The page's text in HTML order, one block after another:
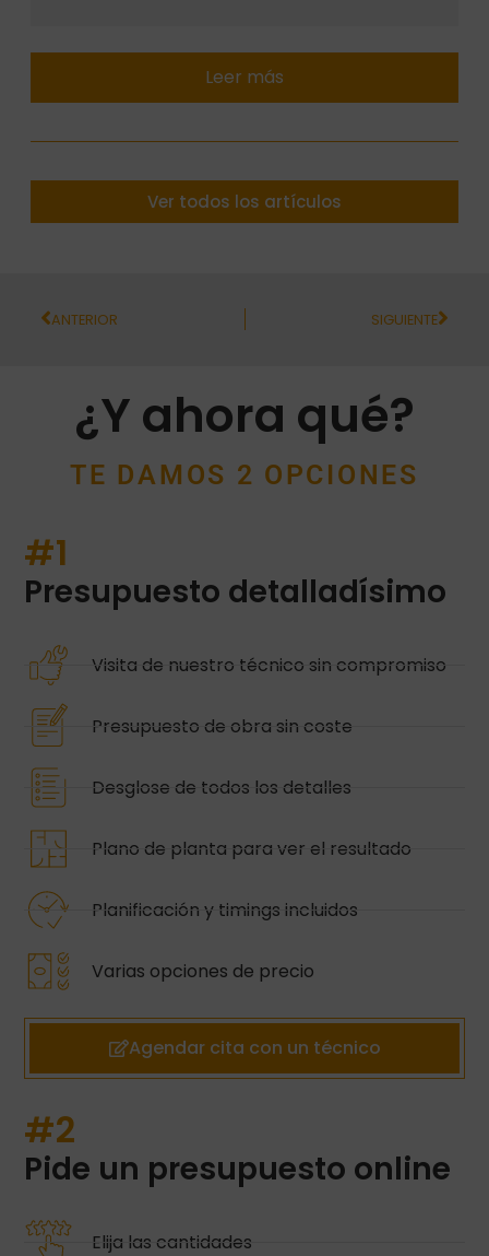
Leer más
Ver todos los artículos
ANTERIOR SIGUIENTE
¿Y ahora qué?
TE DAMOS 2 OPCIONES
#1
Presupuesto detalladísimo
Visita de nuestro técnico sin compromiso
Presupuesto de obra sin coste
Desglose de todos los detalles
Plano de planta para ver el resultado
Planificación y timings incluidos
Varias opciones de precio
Agendar cita con un técnico
#2
Pide un presupuesto online
Elija las cantidades